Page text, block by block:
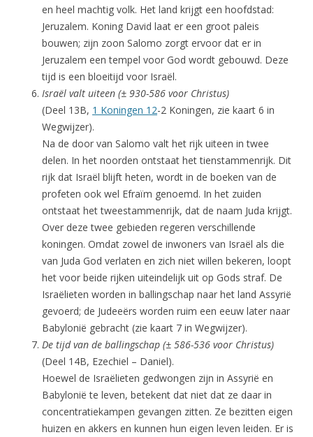
en heel machtig volk. Het land krijgt een hoofdstad:
Jeruzalem. Koning David laat er een groot paleis
bouwen; zijn zoon Salomo zorgt ervoor dat er in
Jeruzalem een tempel voor God wordt gebouwd. Deze
tijd is een bloeitijd voor Israël.
Israël valt uiteen (± 930-586 voor Christus)
(Deel 13B, 1 Koningen 12-2 Koningen, zie kaart 6 in
Wegwijzer).
Na de door van Salomo valt het rijk uiteen in twee
delen. In het noorden ontstaat het tienstammenrijk. Dit
rijk dat Israël blijft heten, wordt in de boeken van de
profeten ook wel Efraïm genoemd. In het zuiden
ontstaat het tweestammenrijk, dat de naam Juda krijgt.
Over deze twee gebieden regeren verschillende
koningen. Omdat zowel de inwoners van Israël als die
van Juda God verlaten en zich niet willen bekeren, loopt
het voor beide rijken uiteindelijk uit op Gods straf. De
Israëlieten worden in ballingschap naar het land Assyrië
gevoerd; de Judeeërs worden ruim een eeuw later naar
Babylonië gebracht (zie kaart 7 in Wegwijzer).
De tijd van de ballingschap (± 586-536 voor Christus)
(Deel 14B, Ezechiel – Daniel).
Hoewel de Israëlieten gedwongen zijn in Assyrië en
Babylonië te leven, betekent dat niet dat ze daar in
concentratiekampen gevangen zitten. Ze bezitten eigen
huizen en akkers en kunnen hun eigen leven leiden. Er is